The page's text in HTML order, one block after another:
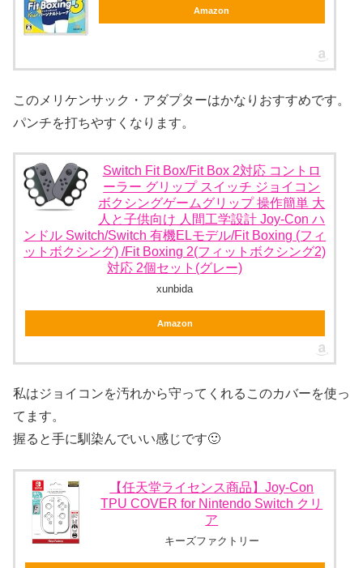
Amazon
このメリケンサック・アダプターはかなりおすすめです。
パンチを打ちやすくなります。
Switch Fit Box/Fit Box 2対応 コントロ
ーラー グリップ スイッチ ジョイコン
ボクシングゲームグリップ 操作簡単 大
人と子供向け 人間工学設計 Joy-Con ハ
ンドル Switch/Switch 有機ELモデル/Fit Boxing (フィ
ットボクシング) /Fit Boxing 2(フィットボクシング2)
対応 2個セット(グレー)
xunbida
Amazon
私はジョイコンを汚れから守ってくれるこのカバーを使っ
てます。
握ると手に馴染んでいい感じです🙂
【任天堂ライセンス商品】Joy-Con
TPU COVER for Nintendo Switch クリ
ア
キーズファクトリー